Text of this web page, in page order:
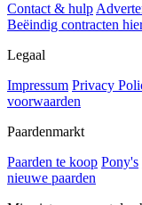
Contact & hulp
Beëindig contracten
Legaal
Impressum Privacy
voorwaarden
Paardenmarkt
Paarden te koop Pony's
nieuwe paarden